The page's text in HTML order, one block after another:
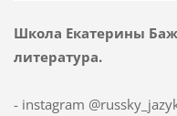
Школа Екатерины
литература.
- instagram